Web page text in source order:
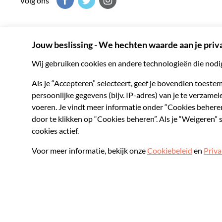
Musement helpt je het beste uit elke bestemming te halen
onvergetelijke activiteiten over de hele wereld.